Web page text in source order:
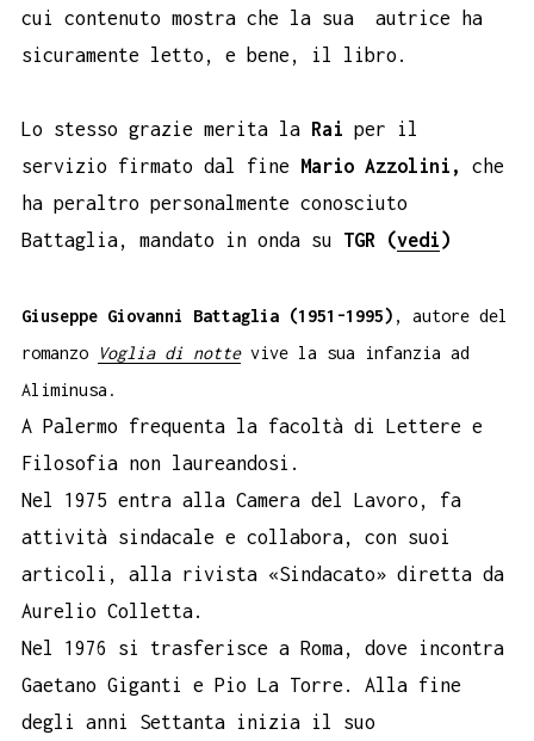
cui contenuto mostra che la sua autrice ha
sicuramente letto, e bene, il libro.
Lo stesso grazie merita la Rai per il
servizio firmato dal fine Mario Azzolini, che
ha peraltro personalmente conosciuto
Battaglia, mandato in onda su TGR (vedi)
Giuseppe Giovanni Battaglia (1951-1995) , autore del
romanzo
Voglia di nottevive la sua infanzia ad
Aliminusa.
A Palermo frequenta la facoltà di Lettere e
Filosofia non laureandosi.
Nel 1975 entra alla Camera del Lavoro, fa
attività sindacale e collabora, con suoi
articoli, alla rivista «Sindacato» diretta da
Aurelio Colletta.
Nel 1976 si trasferisce a Roma, dove incontra
Gaetano Giganti e Pio La Torre. Alla fine
degli anni Settanta inizia il suo